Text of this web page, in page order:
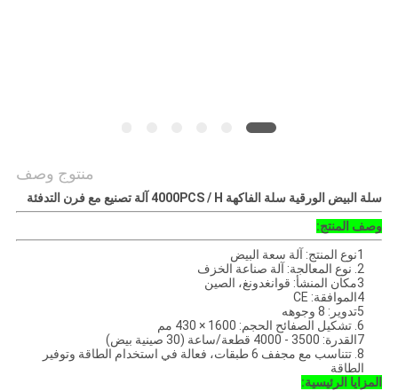
منتوج وصف
سلة البيض الورقية سلة الفاكهة 4000PCS / H آلة تصنيع مع فرن التدفئة
وصف المنتج:
1نوع المنتج: آلة سعة البيض
2. نوع المعالجة: آلة صناعة الخزف
3مكان المنشأ: قوانغدونغ، الصين
4الموافقة: CE
5تدوير: 8 وجوهه
6. تشكيل الصفائح الحجم: 1600 × 430 مم
7القدرة: 3500 - 4000 قطعة/ساعة (30 صينية بيض)
8. تتناسب مع مجفف 6 طبقات، فعالة في استخدام الطاقة وتوفير
الطاقة
المزايا الرئيسية: